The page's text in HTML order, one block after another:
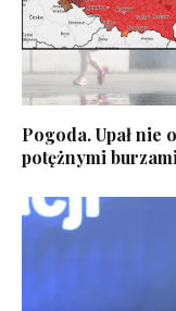
Pogoda. Upał nie
potężnymi